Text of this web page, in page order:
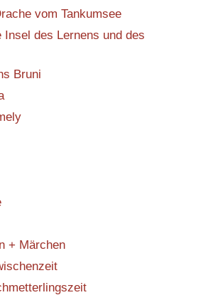
vom Tankumsee
Insel des Lernens und des
Bruni
+ Märchen